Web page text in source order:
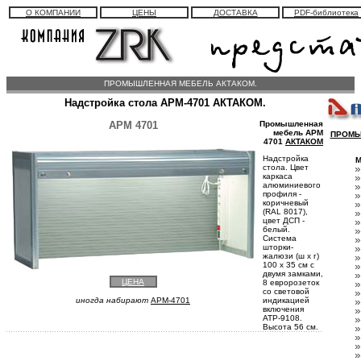
О КОМПАНИИ ЦЕНЫ ДОСТАВКА PDF-библиотека
ПРОМЫШЛЕННАЯ МЕБЕЛЬ АКТАКОМ.
Надстройка стола АРМ-4701 АКТАКОМ.
АРМ 4701
Промышленная
мебель АРМ
4701 АКТАКОМ
Надстройка
стола. Цвет
каркаса
алюминиевого
профиля -
коричневый
(RAL 8017),
цвет ДСП -
белый.
Система
шторки-
жалюзи (ш х г)
100 х 35 см с
двумя замками,
8 евророзеток
со световой
индикацией
включения
АТР-9108.
Высота 56 см.
ЦЕНА
иногда набирают APM-4701